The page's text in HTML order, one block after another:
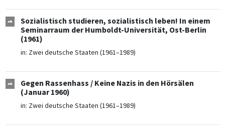
Sozialistisch studieren, sozialistisch leben! In einem
Seminarraum der Humboldt-Universität, Ost-Berlin
(1961)
in: Zwei deutsche Staaten (1961–1989)
Gegen Rassenhass / Keine Nazis in den Hörsälen
(Januar 1960)
in: Zwei deutsche Staaten (1961–1989)